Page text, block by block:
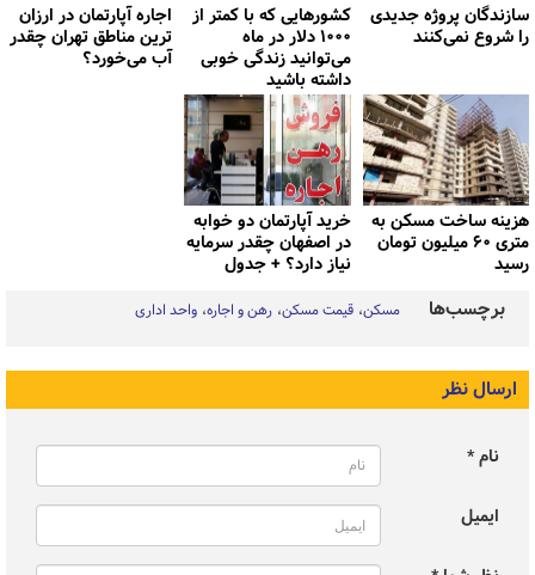
سازندگان پروژه جدیدی
را شروع نمی‌کنند
کشورهایی که با کمتر از
۱۰۰۰ دلار در ماه
می‌توانید زندگی خوبی
داشته باشید
اجاره آپارتمان در ارزان
ترین مناطق تهران چقدر
آب می‌خورد؟
هزینه ساخت مسکن به
متری ۶۰ میلیون تومان
رسید
خرید آپارتمان دو خوابه
در اصفهان چقدر سرمایه
نیاز دارد؟ + جدول
برچسب‌ها مسکن قیمت مسکن رهن و اجاره واحد اداری
ارسال نظر
نام *
ایمیل